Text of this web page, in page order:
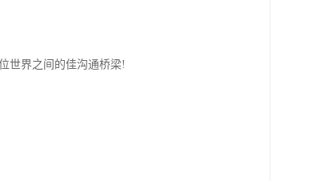
世界之间的佳沟通桥梁!